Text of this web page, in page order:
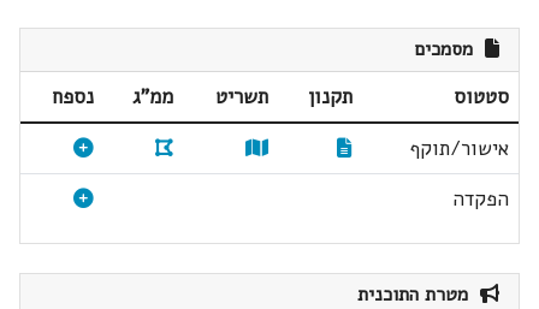
מסמכים
סטטוס תקנון תשריט ממ"ג
נספח
אישור/תוקף
הפקדה
מטרת התוכנית